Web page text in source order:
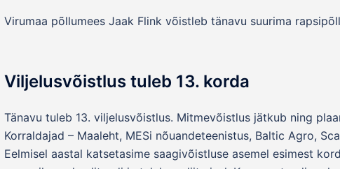
Virumaa põllumees Jaak Flink võistleb tänavu suurima
Viljelusvõistlus tuleb 13. korda
Tänavu tuleb 13. viljelusvõistlus. Mitmevõistlus jätkub ning
Korraldajad – Maaleht, MESi nõuandeteenistus, Baltic Agro,
Eelmisel aastal katsetasime saagivõistluse asemel esimest